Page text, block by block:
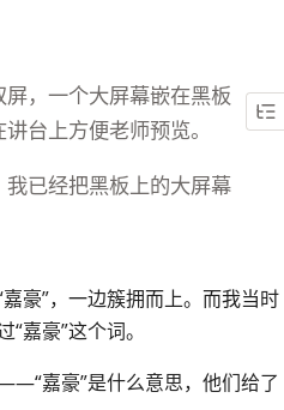
，一个大屏幕嵌在黑板
台上方便老师预览。
已经把黑板上的大屏幕
豪”，一边簇拥而上。而我当时
嘉豪”这个词。
嘉豪”是什么意思，他们给了